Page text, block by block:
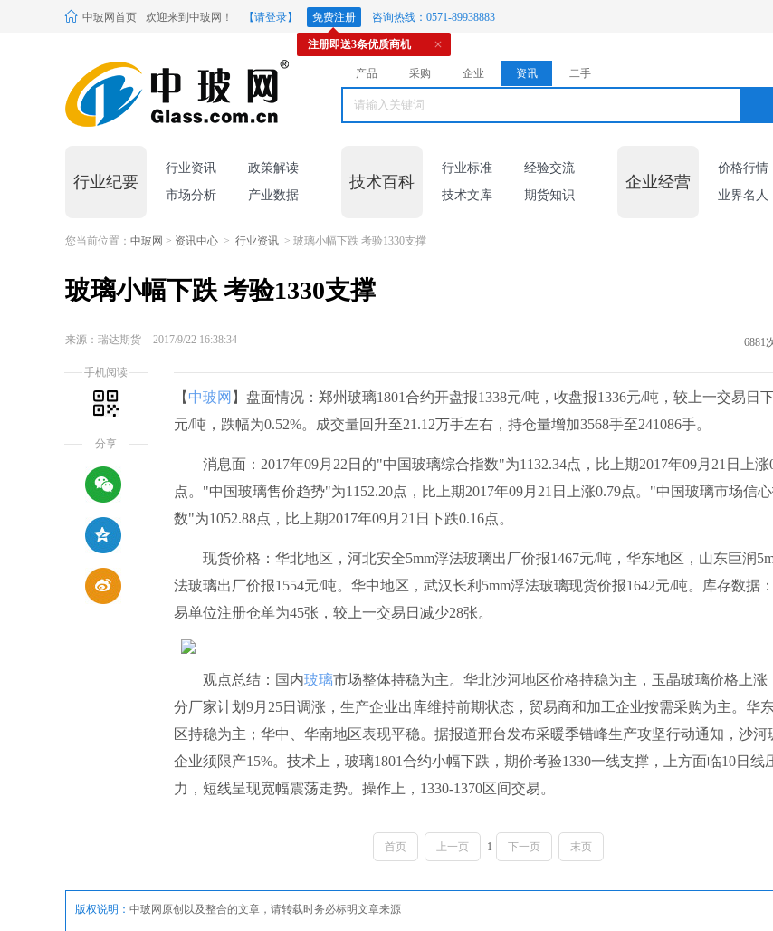
中玻网首页 欢迎来到中玻网！ 【请登录】 免费注册 咨询热线：0571-89938883
注册即送3条优质商机
产品 采购 企业 资讯 二手
行业纪要
行业资讯
政策解读
市场分析
产业数据
技术百科
行业标准
经验交流
技术文库
期货知识
企业经营
价格行情
业界名人
您当前位置： 中玻网 > 资讯中心 > 行业资讯 > 玻璃小幅下跌 考验1330支撑
手机阅读
分享
玻璃小幅下跌 考验1330支撑
来源：瑞达期货 2017/9/22 16:38:34 6881
【 中玻网 】盘面情况：郑州玻璃1801合约开盘报1338元/吨，收盘报1336元/吨，较上一交易日
元/吨，跌幅为0.52%。成交量回升至21.12万手左右，持仓量增加3568手至241086手。
消息面：2017年09月22日的"中国玻璃综合指数"为1132.34点，比上期2017年09月21日上涨
点。"中国玻璃售价趋势"为1152.20点，比上期2017年09月21日上涨0.79点。"中国玻璃市场信
数"为1052.88点，比上期2017年09月21日下跌0.16点。
现货价格：华北地区，河北安全5mm浮法玻璃出厂价报1467元/吨，华东地区，山东巨润
法玻璃出厂价报1554元/吨。华中地区，武汉长利5mm浮法玻璃现货价报1642元/吨。库存数据
易单位注册仓单为45张，较上一交易日减少28张。
观点总结：国内玻璃市场整体持稳为主。华北沙河地区价格持稳为主，玉晶玻璃价格上涨
分厂家计划9月25日调涨，生产企业出库维持前期状态，贸易商和加工企业按需采购为主。华
区持稳为主；华中、华南地区表现平稳。据报道邢台发布采暖季错峰生产攻坚行动通知，沙河
企业须限产15%。技术上，玻璃1801合约小幅下跌，期价考验1330一线支撑，上方面临10日线
力，短线呈现宽幅震荡走势。操作上，1330-1370区间交易。
首页 上一页 1 下一页 末页
版权说明： 中玻网原创以及整合的文章，请转载时务必标明文章来源